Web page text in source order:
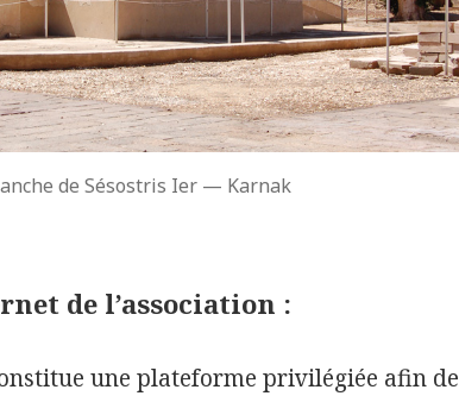
de Sésostris Ier — Karnak
de l’association :
une plateforme privilégiée afin de